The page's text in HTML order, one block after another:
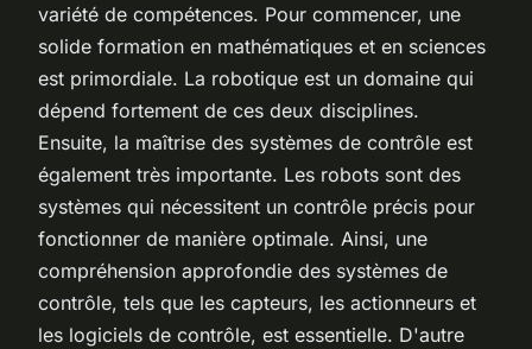
variété de compétences. Pour commencer, une
solide formation en mathématiques et en sciences
est primordiale. La robotique est un domaine qui
dépend fortement de ces deux disciplines.
Ensuite, la maîtrise des systèmes de contrôle est
également très importante. Les robots sont des
systèmes qui nécessitent un contrôle précis pour
fonctionner de manière optimale. Ainsi, une
compréhension approfondie des systèmes de
contrôle, tels que les capteurs, les actionneurs et
les logiciels de contrôle, est essentielle. D'autre